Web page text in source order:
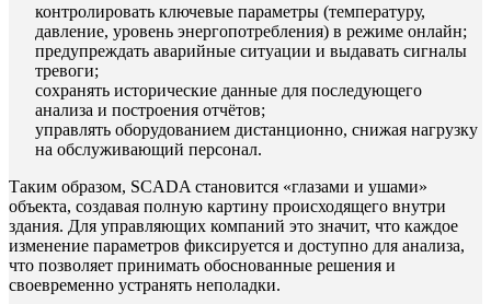
контролировать ключевые параметры (температуру,
давление, уровень энергопотребления) в режиме онлайн;
предупреждать аварийные ситуации и выдавать сигналы
тревоги;
сохранять исторические данные для последующего
анализа и построения отчётов;
управлять оборудованием дистанционно, снижая нагрузку
на обслуживающий персонал.
Таким образом, SCADA становится «глазами и ушами»
объекта, создавая полную картину происходящего внутри
здания. Для управляющих компаний это значит, что каждое
изменение параметров фиксируется и доступно для анализа,
что позволяет принимать обоснованные решения и
своевременно устранять неполадки.